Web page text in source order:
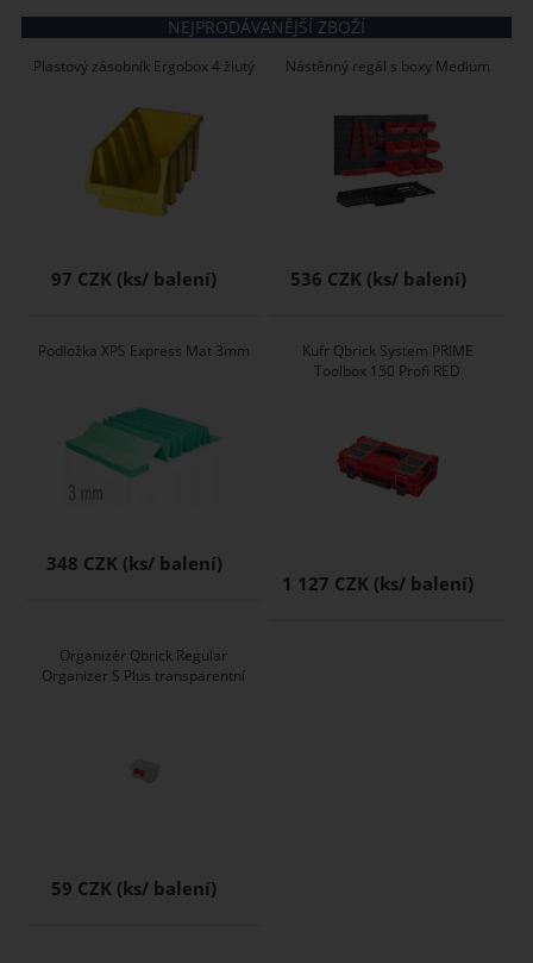
NEJPRODÁVANĚJŠÍ ZBOŽÍ
Plastový zásobník Ergobox 4 žlutý
97 CZK
Nástěnný regál s boxy Medium
536 CZK
Podložka XPS Express Mat 3mm
348 CZK
Kufr Qbrick System PRIME
Toolbox 150 Profi RED
1 127 CZK
Organizér Qbrick Regular
Organizer S Plus transparentní
59 CZK